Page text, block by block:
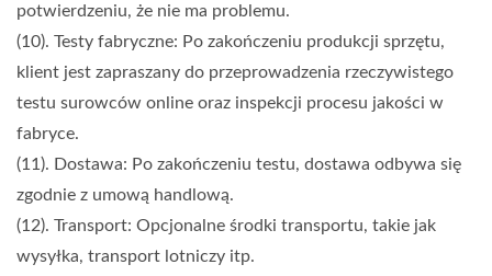
potwierdzeniu, że nie ma problemu.
(10). Testy fabryczne: Po zakończeniu produkcji sprzętu,
klient jest zapraszany do przeprowadzenia rzeczywistego
testu surowców online oraz inspekcji procesu jakości w
fabryce.
(11). Dostawa: Po zakończeniu testu, dostawa odbywa się
zgodnie z umową handlową.
(12). Transport: Opcjonalne środki transportu, takie jak
wysyłka, transport lotniczy itp.